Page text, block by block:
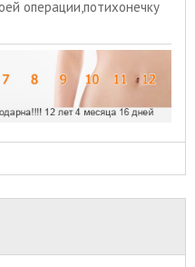
операции,потихонечку